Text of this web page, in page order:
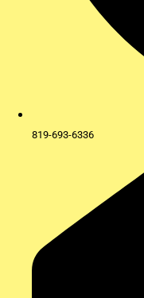
819-693-6336